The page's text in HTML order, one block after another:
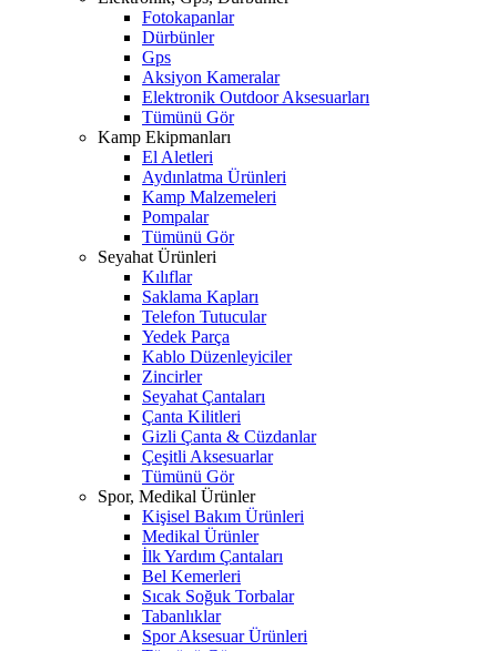
Fotokapanlar
Dürbünler
Gps
Aksiyon Kameralar
Elektronik Outdoor Aksesuarları
Tümünü Gör
Kamp Ekipmanları
El Aletleri
Aydınlatma Ürünleri
Kamp Malzemeleri
Pompalar
Tümünü Gör
Seyahat Ürünleri
Kılıflar
Saklama Kapları
Telefon Tutucular
Yedek Parça
Kablo Düzenleyiciler
Zincirler
Seyahat Çantaları
Çanta Kilitleri
Gizli Çanta & Cüzdanlar
Çeşitli Aksesuarlar
Tümünü Gör
Spor, Medikal Ürünler
Kişisel Bakım Ürünleri
Medikal Ürünler
İlk Yardım Çantaları
Bel Kemerleri
Sıcak Soğuk Torbalar
Tabanlıklar
Spor Aksesuar Ürünleri